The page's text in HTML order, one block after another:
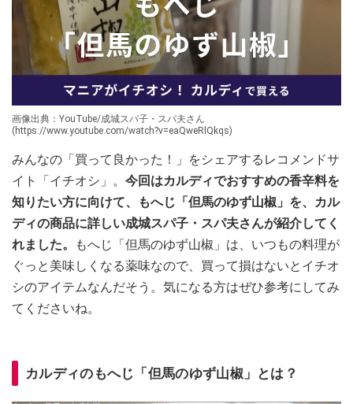
画像出典：YouTube/成城スパ子・スパ夫さん
(https://www.youtube.com/watch?v=eaQweRlQkqs)
みんなの「買って良かった！」をシェアするレコメンドサ
イト「イチオシ」。 今回はカルディでおすすめの香辛料を
知りたい方に向けて、もへじ「但馬のゆず山椒」を、カル
ディの商品に詳しい成城スパ子・スパ夫さんが紹介してく
れました。
もへじ「但馬のゆず山椒」は、いつもの料理が
ぐっと美味しくなる薬味なので、買って損はないとイチオ
シのアイテムなんだそう。気になる方はぜひ参考にしてみ
てくださいね。
カルディのもへじ「但馬のゆず山椒」とは？